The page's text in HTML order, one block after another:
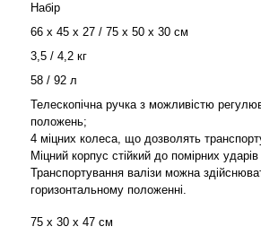
Набір
66 х 45 х 27 / 75 х 50 х 30 см
3,5 / 4,2 кг
58 / 92 л
Телескопічна ручка з можливістю
положень;
4 міцних колеса, що дозволять
Міцний корпус стійкий до помірних
Транспортування валізи можна
горизонтальному положенні.
75 х 30 х 47 см